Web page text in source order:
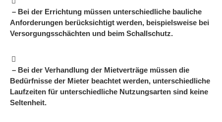
– Bei der Errichtung müssen unterschiedliche bauliche
Anforderungen berücksichtigt werden, beispielsweise bei
Versorgungsschächten und beim Schallschutz.
– Bei der Verhandlung der Mietverträge müssen die
Bedürfnisse der Mieter beachtet werden, unterschiedliche
Laufzeiten für unterschiedliche Nutzungsarten sind keine
Seltenheit.